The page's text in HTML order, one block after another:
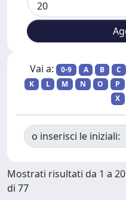
Vai a: 0-9 A B C
K
L M N O P
X
o inserisci le iniziali:
Mostrati risultati da 1 a 20
di 77